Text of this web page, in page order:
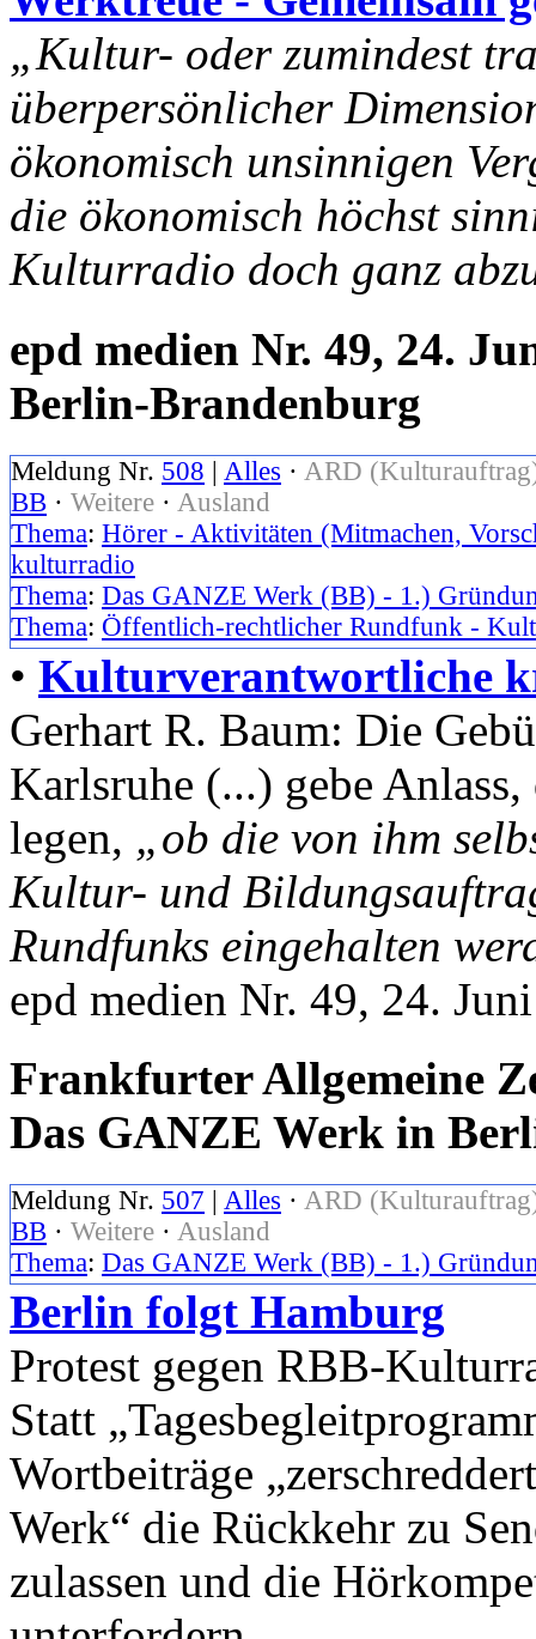
„Kultur- oder zumindest
überpersönlicher
ökonomisch unsinnigen
die ökonomisch höchst
Kulturradio doch ganz
epd medien Nr. 49, 24.
Berlin-Brandenburg
Meldung Nr. 508 | Alles · ARD
BB · Weitere · Ausland
Thema: Hörer - Aktivitäten (Mitmachen,
kulturradio
Thema: Das GANZE Werk (BB) - 1.)
Thema: Öffentlich-rechtlicher Rundfunk -
• Kulturverantwortliche
Gerhart R. Baum: Die
Karlsruhe (...) gebe
legen, „ob die von ihm
Kultur- und
Rundfunks eingehalten
epd medien Nr. 49, 24.
Frankfurter Allgemeine
Das GANZE Werk in
Meldung Nr. 507 Alles · ARD
BB · Weitere · Ausland
Thema: Das GANZE Werk (BB) - 1.)
Berlin folgt Hamburg
Protest gegen RBB-
Statt
Wortbeiträge
Werk“ die Rückkehr zu
zulassen und die